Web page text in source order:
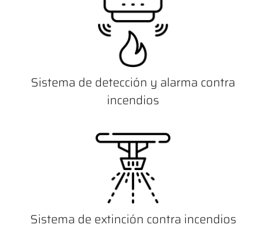
Sistema de detección y alarma contra
incendios
Sistema de extinción contra incendios